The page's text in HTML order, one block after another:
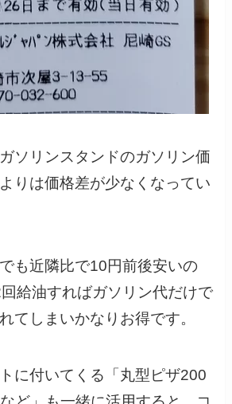
ソリンスタンドのガソリン価
りは価格差が少なくなってい
も近隣比で10円前後安いの
給油すればガソリン代だけで
てしまいかなりお得です。
に付いてくる「丸型ピザ200